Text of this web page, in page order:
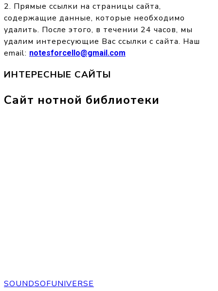
2. Прямые ссылки на страницы сайта,
содержащие данные, которые необходимо
удалить. После этого, в течении 24 часов, мы
удалим интересующие Вас ссылки с сайта. Наш
email: notesforcello@gmail.com
ИНТЕРЕСНЫЕ САЙТЫ
Сайт нотной библиотеки
SOUNDSOFUNIVERSE